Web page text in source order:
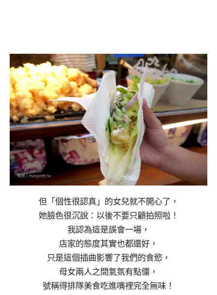
但「個性很認真」的女兒就不開心了，
她臉色很沉說：以後不要只顧拍照啦！
我認為這是誤會一場，
店家的態度其實也都還好，
只是這個插曲影響了我們的食慾，
母女兩人之間氣氛有點僵，
號稱得排隊美食吃進嘴裡完全無味！